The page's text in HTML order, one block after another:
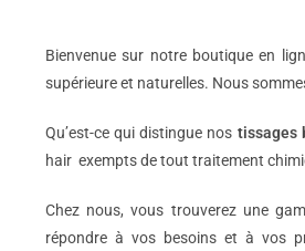
Bienvenue sur notre boutique en
supérieure et naturelles. Nous
Qu’est-ce qui distingue nos tissages
hair exempts de tout traitement
Chez nous, vous trouverez une
répondre à vos besoins et à vos